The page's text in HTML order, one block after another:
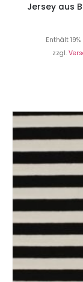
Jersey aus
Enthält 19%
zzgl.